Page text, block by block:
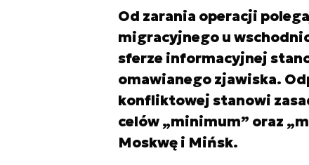
Od zarania operacji
migracyjnego u
sferze informacyjnej
omawianego zjawiska.
konfliktowej stanowi
celów „minimum” oraz
Moskwę i Mińsk.